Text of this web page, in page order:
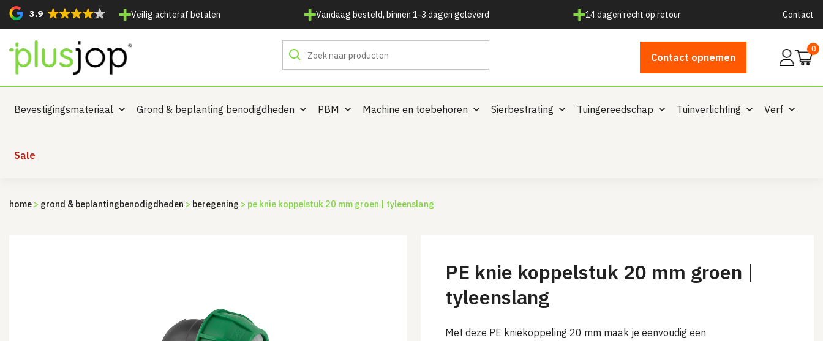
3.9 Veilig achteraf betalen Vandaag besteld, binnen 1-3 dagen geleverd 14 dagen recht op retour Contact
Contact opnemen
Mijn
0
Bevestigingsmateriaal Grond & beplanting benodigdheden PBM Machine en toebehoren Sierbestrating Tuingereedschap Tuinverlichting Verf
Sale
home > grond & beplanting­benodigdheden > beregening > pe knie koppelstuk 20 mm groen | tyleenslang
PE knie koppelstuk 20 mm groen |
tyleenslang
Met deze PE kniekoppeling 20 mm maak je eenvoudig een